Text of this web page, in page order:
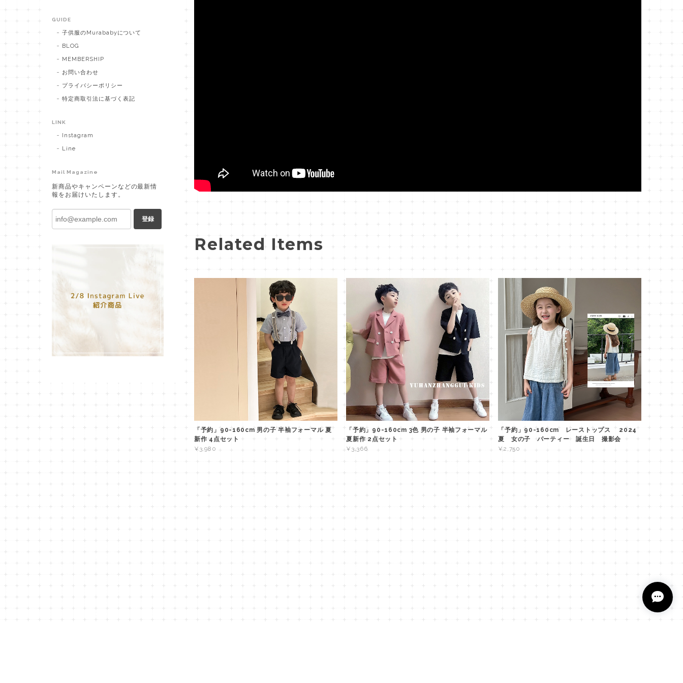
Related Items
「予約」90-160cm 男の子 半袖フォーマル 夏
新作 4点セット
¥3,980
「予約」90-160cm 3色 男の子 半袖フォーマル
夏新作 2点セット
¥3,366
「予約」90-160cm レーストップス 2024
夏 女の子 パーティー 誕生日 撮影会
¥2,750
GUIDE
子供服のMurababyについて
BLOG
MEMBERSHIP
お問い合わせ
プライバシーポリシー
特定商取引法に基づく表記
LINK
Instagram
Line
Mail Magazine
新商品やキャンペーンなどの最新情
報をお届けいたします。
登録